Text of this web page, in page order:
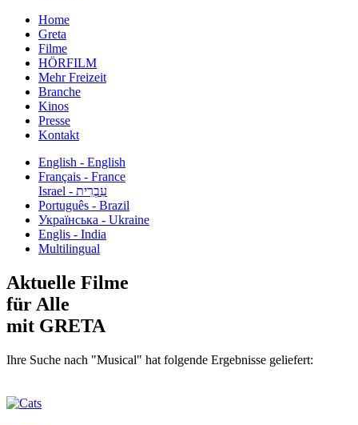
Home
Greta
Filme
HÖRFILM
Mehr Freizeit
Branche
Kinos
Presse
Kontakt
English - English
Français - France
עִבְרִית - Israel
Português - Brazil
Українська - Ukraine
Englis - India
Multilingual
Aktuelle Filme
für Alle
mit GRETA
Ihre Suche nach "Musical" hat folgende Ergebnisse geliefert: